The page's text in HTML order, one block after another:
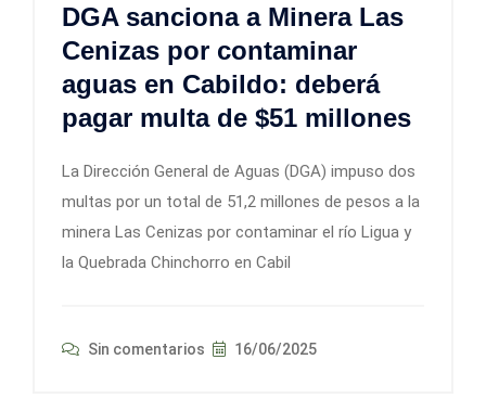
DGA sanciona a Minera Las
Cenizas por contaminar
aguas en Cabildo: deberá
pagar multa de $51 millones
La Dirección General de Aguas (DGA) impuso dos
multas por un total de 51,2 millones de pesos a la
minera Las Cenizas por contaminar el río Ligua y
la Quebrada Chinchorro en Cabil
Sin comentarios 16/06/2025